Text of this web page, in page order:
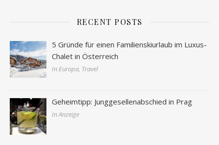
RECENT POSTS
5 Gründe für einen Familienskiurlaub im Luxus-
Chalet in Österreich
In Europa, Travel
Geheimtipp: Junggesellenabschied in Prag
In Anzeige